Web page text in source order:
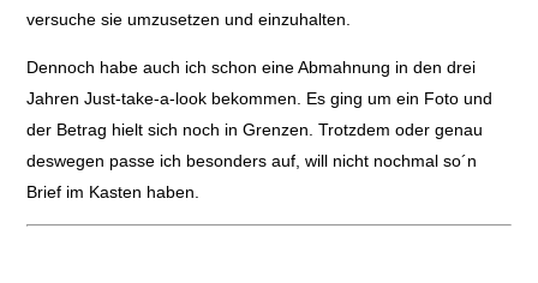
versuche sie umzusetzen und einzuhalten.
Dennoch habe auch ich schon eine Abmahnung in den drei
Jahren Just-take-a-look bekommen. Es ging um ein Foto und
der Betrag hielt sich noch in Grenzen. Trotzdem oder genau
deswegen passe ich besonders auf, will nicht nochmal so´n
Brief im Kasten haben.